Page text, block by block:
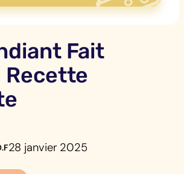
Fait
Recette
28 janvier 2025